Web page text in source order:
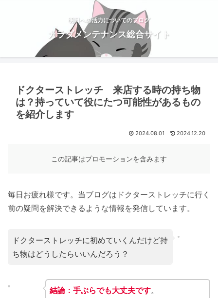
明日への活力についてのブログ
カラダメンテナンス総合サイト
ドクターストレッチ 来店する時の持ち物
は？持っていて役にたつ可能性があるもの
を紹介します
2024.08.01 2024.12.20
この記事はプロモーションを含みます
毎日お疲れ様です。当ブログはドクターストレッチに行く
前の疑問を解決できるような情報を発信しています。
ドクターストレッチに初めていくんだけど持
ち物はどうしたらいいんだろう？
結論：手ぶらでも大丈夫です。